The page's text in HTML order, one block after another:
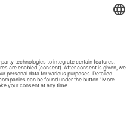
van toegankelijkheid